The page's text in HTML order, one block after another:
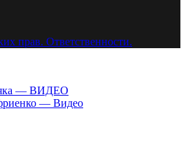
прав. Ответственности.
— ВИДЕО
— Видео